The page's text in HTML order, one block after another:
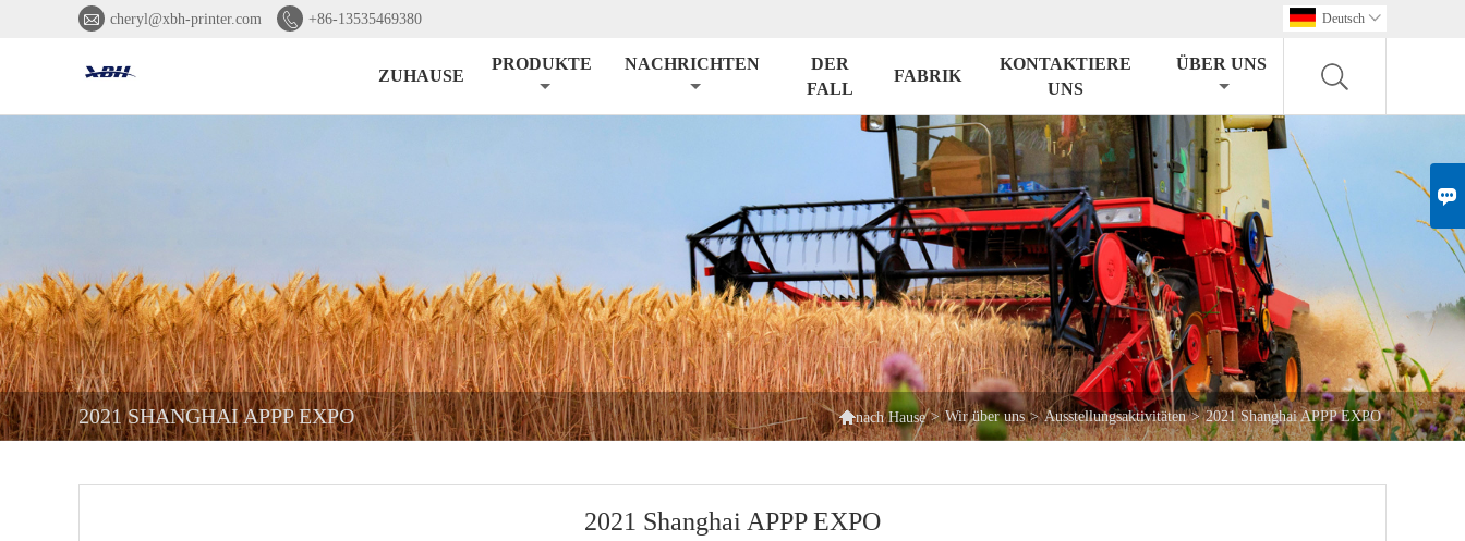

 cheryl@xbh-printer.com  +86-13535469380 Deutsch 
ZUHAUSE
PRODUKTE NACHRICHTEN
DER
FALL
FABRIK
KONTAKTIERE
UNS
ÜBER UNS
2021 SHANGHAI APPP EXPO nach Hause > Wir über uns > Ausstellungsaktivitäten > 2021 Shanghai APPP EXPO
2021 Shanghai APPP EXPO